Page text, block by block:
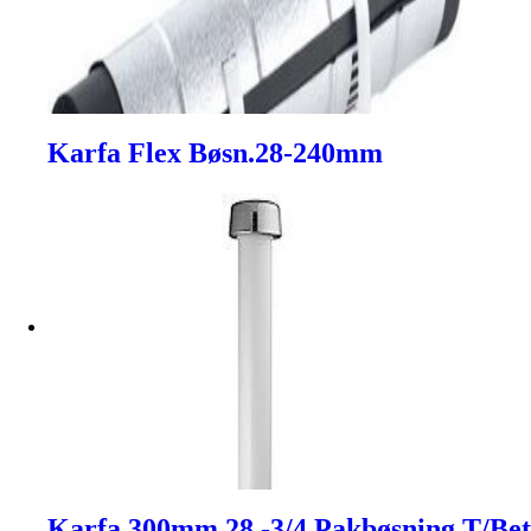
Karfa Flex Bøsn.28-240mm